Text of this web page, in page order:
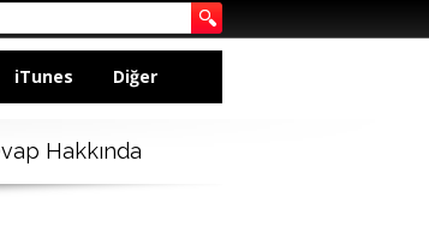
iTunes Diğer
Hakkında